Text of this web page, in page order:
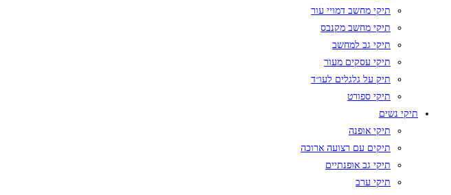
תיקי מחשב דמויי עור
תיקי מחשב מקנבס
תיקי גב למחשב
תיקי עסקים מעור
תיק על גלגלים לעו״ד
תיקי ספורט
תיקי נשים
תיקי אופנה
תיקים עם רצועה ארוכה
תיקי גב אופנתיים
תיקי ערב